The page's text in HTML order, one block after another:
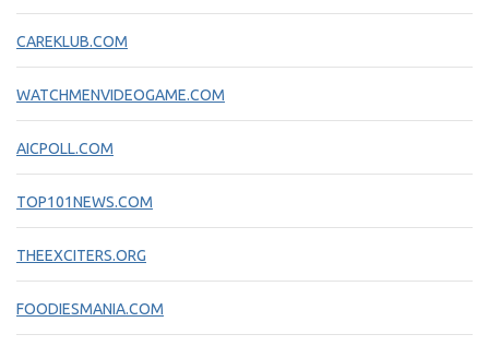
CAREKLUB.COM
WATCHMENVIDEOGAME.COM
AICPOLL.COM
TOP101NEWS.COM
THEEXCITERS.ORG
FOODIESMANIA.COM